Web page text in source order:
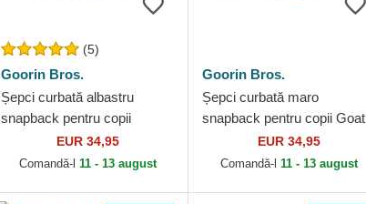
(5)
Goorin Bros.
Șepci curbată albastru
snapback pentru copii
Rascal Raccoon Mini The
Farm Goorin Bros.
EUR 34,95
Comandă-l 11 - 13 august
Goorin Bros.
Șepci curbată maro
snapback pentru copii Goat
Mini The Farm Goorin Bros.
EUR 34,95
Comandă-l 11 - 13 august